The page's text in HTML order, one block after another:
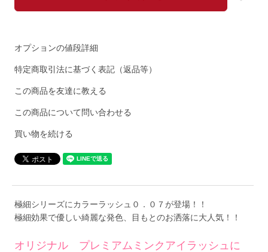
オプションの値段詳細
特定商取引法に基づく表記（返品等）
この商品を友達に教える
この商品について問い合わせる
買い物を続ける
極細シリーズにカラーラッシュ０．０７が登場！！
極細効果で優しい綺麗な発色、目もとのお洒落に大人気！！
オリジナル プレミアムミンクアイラッシュに